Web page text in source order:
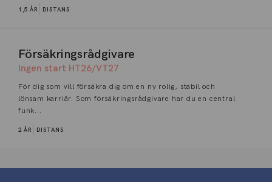
1,5 ÅR DISTANS
Försäkringsrådgivare
Ingen start HT26/VT27
För dig som vill försäkra dig om en ny rolig, stabil och
lönsam karriär. Som försäkringsrådgivare har du en central
funk...
2 ÅR DISTANS